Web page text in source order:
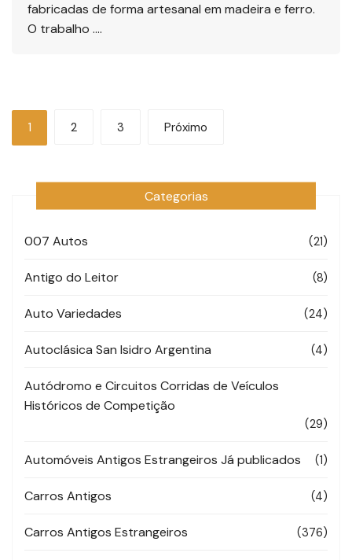
fabricadas de forma artesanal em madeira e ferro.
O trabalho ….
Navegação
1 2 3 Próximo
Categorias
007 Autos (21)
Antigo do Leitor (8)
Auto Variedades (24)
Autoclásica San Isidro Argentina (4)
Autódromo e Circuitos Corridas de Veículos
Históricos de Competição
(29)
Automóveis Antigos Estrangeiros Já publicados (1)
Carros Antigos (4)
Carros Antigos Estrangeiros (376)